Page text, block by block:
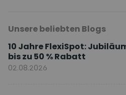
Unsere beliebten Blogs
10 Jahre FlexiSpot:
bis zu 50 % Rabatt
02.08.2026